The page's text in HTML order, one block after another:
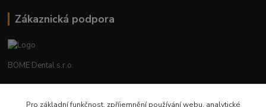
Zákaznická podpora
BOME Dental s.r.o.
Pro základní funkčnost, zpříjemnění používání webu, analytické